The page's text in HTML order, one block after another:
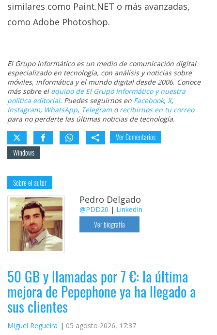
similares como Paint.NET o más avanzadas,
como Adobe Photoshop.
El Grupo Informático es un medio de comunicación digital
especializado en tecnología, con análisis y noticias sobre
móviles, informática y el mundo digital desde 2006. Conoce
más sobre el equipo de El Grupo Informático y nuestra
política editorial. Puedes seguirnos en Facebook, X,
Instagram, WhatsApp, Telegramo recibirnos en tu correo
para no perderte las últimas noticias de tecnología.
Ver Comentarios
Windows
Sobre el autor
Pedro Delgado
@PDD20 | LinkedIn
Ver biografía
50 GB y llamadas por 7 €: la última
mejora de Pepephone ya ha llegado a
sus clientes
Miguel Regueira 05 agosto 2026, 17:37